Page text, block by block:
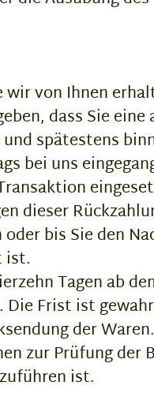
von Ihnen
dass Sie
spätestens
bei uns
dieser
bis Sie den
ist.
Tagen ab
Frist ist
der
zur Prüfung der
ist.